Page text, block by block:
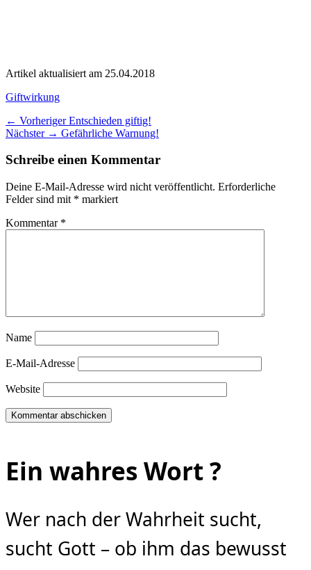
Artikel aktualisiert am 25.04.2018
Kategorien
Giftwirkung
Beitragsnavigation
← Vorheriger Vorheriger
Beitrag:
Entschieden giftig!
Nächster → Nächster
Gefährliche Warnung!
Schreibe einen Kommentar
Deine E-Mail-Adresse wird nicht veröffentlicht. Erforderliche
Felder sind mit * markiert
Kommentar *
Name
E-Mail-Adresse
Website
Ein wahres Wort ?
Wer nach der Wahrheit sucht,
sucht Gott – ob ihm das bewusst